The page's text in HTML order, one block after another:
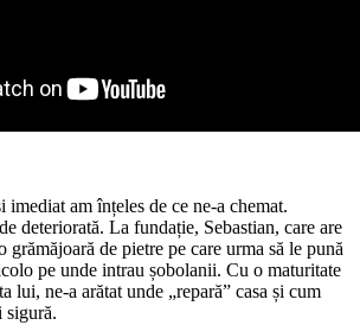
am înțeles de ce ne-a chemat.
deteriorată. La fundație, Sebastian, care are
grămăjoară de pietre pe care urma să le pună
pe unde intrau șobolanii. Cu o maturitate
lui, ne-a arătat unde „repară” casa și cum
sigură.